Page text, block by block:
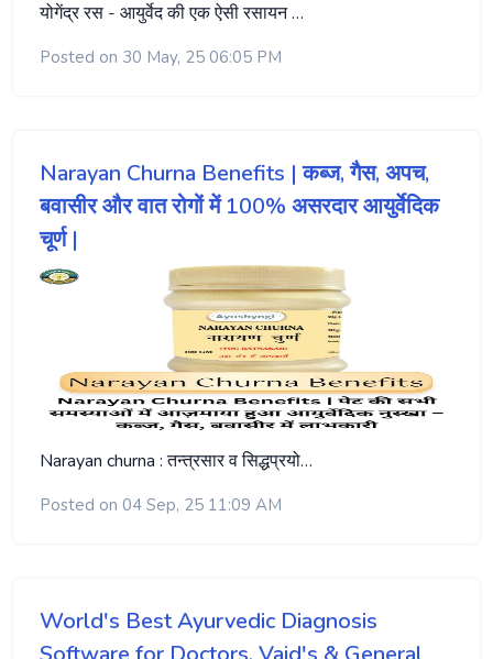
योगेंद्र रस - आयुर्वेद की एक ऐसी रसायन …
Posted on 30 May, 25 06:05 PM
Narayan Churna Benefits | कब्ज, गैस, अपच,
बवासीर और वात रोगों में 100% असरदार आयुर्वेदिक
चूर्ण |
Narayan churna : तन्त्रसार व सिद्धप्रयो…
Posted on 04 Sep, 25 11:09 AM
World's Best Ayurvedic Diagnosis